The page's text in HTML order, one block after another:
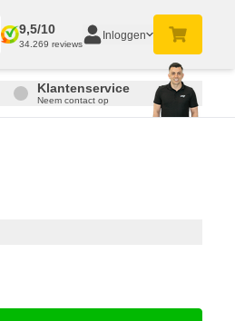
9,5/10
34.269 reviews
Inloggen
Klantenservice
Neem contact op